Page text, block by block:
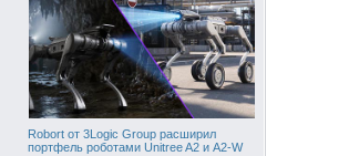
Robort от 3Logic Group расширил
портфель роботами Unitree A2 и A2-W